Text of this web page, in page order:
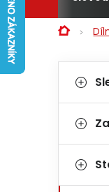
Domů